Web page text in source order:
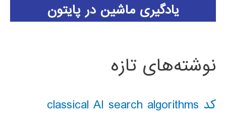
یادگیری ماشین در پایتون
نوشته‌های تازه
کد classical AI search algorithms